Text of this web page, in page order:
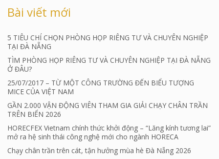
Bài viết mới
5 TIÊU CHÍ CHỌN PHÒNG HỌP RIÊNG TƯ VÀ CHUYÊN NGHIỆP
TẠI ĐÀ NẴNG
TÌM PHÒNG HỌP RIÊNG TƯ VÀ CHUYÊN NGHIỆP TẠI ĐÀ NẴNG
Ở ĐÂU?
25/07/2017 – TỪ MỘT CÔNG TRƯỜNG ĐẾN BIỂU TƯỢNG
MICE CỦA VIỆT NAM
GẦN 2.000 VẬN ĐỘNG VIÊN THAM GIA GIẢI CHẠY CHÂN TRẦN
TRÊN BIỂN 2026
HORECFEX Vietnam chính thức khởi động – “Lăng kính tương lai”
mở ra hệ sinh thái công nghệ mới cho ngành HORECA
Chạy chân trần trên cát, tận hưởng mùa hè Đà Nẵng 2026